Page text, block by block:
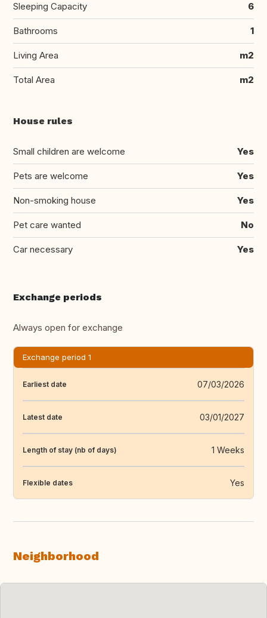
Sleeping Capacity 6
Bathrooms 1
Living Area m2
Total Area m2
House rules
Small children are welcome Yes
Pets are welcome Yes
Non-smoking house Yes
Pet care wanted No
Car necessary Yes
Exchange periods
Always open for exchange
Exchange period 1
Earliest date 07/03/2026
Latest date 03/01/2027
Length of stay (nb of days) 1 Weeks
Flexible dates Yes
Neighborhood